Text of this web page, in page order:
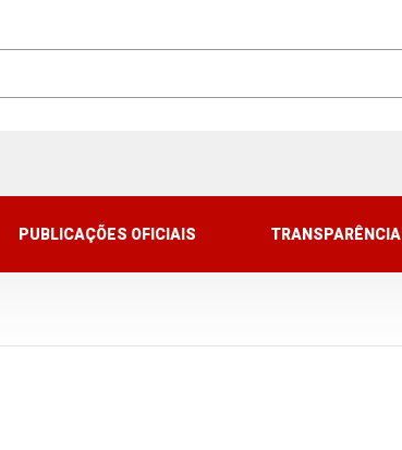
PUBLICAÇÕES OFICIAIS TRANSPARÊNCIA